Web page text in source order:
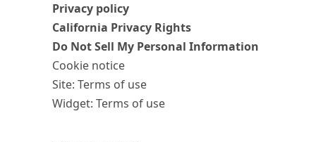
Privacy policy
California Privacy Rights
Do Not Sell My Personal Information
Cookie notice
Site: Terms of use
Widget: Terms of use